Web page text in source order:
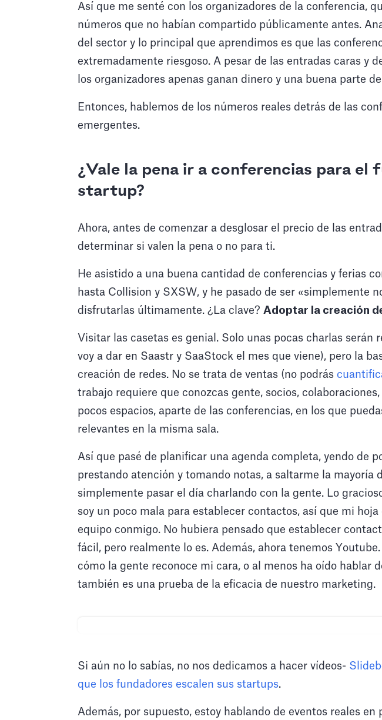
Así que me senté con los organizadores de la conferencia,
números que no habían compartido públicamente antes.
del sector y lo principal que aprendimos es que las
extremadamente riesgoso. A pesar de las entradas caras y
los organizadores apenas ganan dinero y una buena parte
Entonces, hablemos de los números reales detrás de las
emergentes.
¿Vale la pena ir a conferencias para el
startup?
Ahora, antes de comenzar a desglosar el precio de las
determinar si valen la pena o no para ti.
He asistido a una buena cantidad de conferencias y ferias
hasta Collision y SXSW, y he pasado de ser «simplemente
disfrutarlas últimamente. ¿La clave? Adoptar la creación
Visitar las casetas es genial. Solo unas pocas charlas serán
voy a dar en Saastr y SaaStock el mes que viene), pero la
creación de redes. No se trata de ventas (no podrás
trabajo requiere que conozcas gente, socios,
pocos espacios, aparte de las conferencias, en los que
relevantes en la misma sala.
Así que pasé de planificar una agenda completa, yendo de
prestando atención y tomando notas, a saltarme la mayoría
simplemente pasar el día charlando con la gente. Lo
soy un poco mala para establecer contactos, así que mi
equipo conmigo. No hubiera pensado que establecer
fácil, pero realmente lo es. Además, ahora tenemos
cómo la gente reconoce mi cara, o al menos ha oído hablar
también es una prueba de la eficacia de nuestro marketing.
Si aún no lo sabías, no nos dedicamos a hacer vídeos-
que los fundadores escalen sus startups.
Además, por supuesto, estoy hablando de eventos reales en